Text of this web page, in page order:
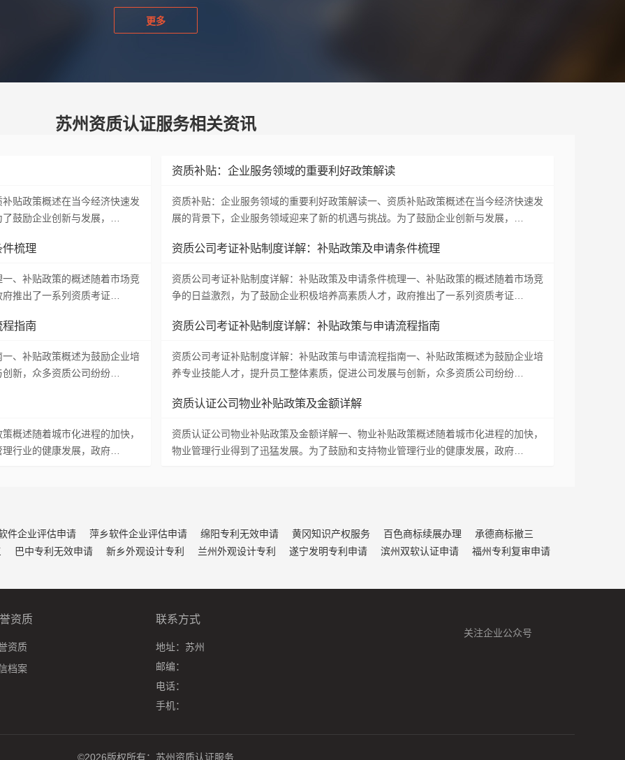
更多
苏州资质认证服务相关资讯
贴政策概述在当今经济快速发
鼓励企业创新与发展，…
件梳理
、补贴政策的概述随着市场竞
推出了一系列资质考证…
程指南
、补贴政策概述为鼓励企业培
新，众多资质公司纷纷…
概述随着城市化进程的加快，
行业的健康发展，政府…
资质补贴：企业服务领域的重要利好政策解读
资质补贴：企业服务领域的重要利好政策解读一、资质补贴政策概述在当今经济快速发
展的背景下，企业服务领域迎来了新的机遇与挑战。为了鼓励企业创新与发展，…
资质公司考证补贴制度详解：补贴政策及申请条件梳理
资质公司考证补贴制度详解：补贴政策及申请条件梳理一、补贴政策的概述随着市场竞
争的日益激烈，为了鼓励企业积极培养高素质人才，政府推出了一系列资质考证…
资质公司考证补贴制度详解：补贴政策与申请流程指南
资质公司考证补贴制度详解：补贴政策与申请流程指南一、补贴政策概述为鼓励企业培
养专业技能人才，提升员工整体素质，促进公司发展与创新，众多资质公司纷纷…
资质认证公司物业补贴政策及金额详解
资质认证公司物业补贴政策及金额详解一、物业补贴政策概述随着城市化进程的加快，
物业管理行业得到了迅猛发展。为了鼓励和支持物业管理行业的健康发展，政府…
件企业评估申请 萍乡软件企业评估申请 绵阳专利无效申请 黄冈知识产权服务 百色商标续展办理
承德商标撤三
巴中专利无效申请 新乡外观设计专利 兰州外观设计专利 遂宁发明专利申请 滨州双软认证申请
福州专利复审申请
资质
资质
档案
联系方式
地址： 苏州
邮编：
电话：
手机：
关注企业公众号
©2026版权所有： 苏州资质认证服务